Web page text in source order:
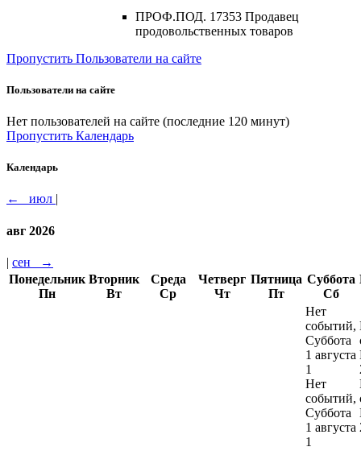
ПРОФ.ПОД. 17353 Продавец
продовольственных товаров
Пропустить Пользователи на сайте
Пользователи на сайте
Нет пользователей на сайте (последние 120 минут)
Пропустить Календарь
Календарь
← июл |
авг 2026
| сен
→
Понедельник
Пн
Вторник
Вт
Среда
Ср
Четверг
Чт
Пятница
Пт
Суббота
Сб
Нет
событий,
Суббота
1 августа
1
Нет
событий,
Суббота
1 августа
1